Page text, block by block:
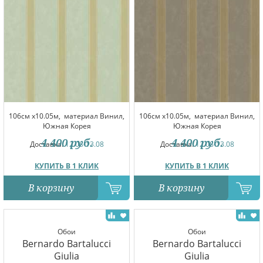
106см x10.05м, материал Винил,
Южная Корея
Доставка:12.08-13.08
КУПИТЬ В 1 КЛИК
4 400 руб.
В корзину
106см x10.05м, материал Винил,
Южная Корея
Доставка:12.08-13.08
КУПИТЬ В 1 КЛИК
4 400 руб.
В корзину
Обои
Bernardo Bartalucci
Giulia
Обои
Bernardo Bartalucci
Giulia